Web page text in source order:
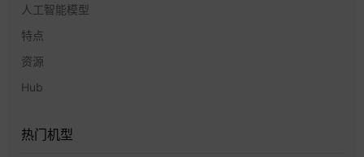
人工智能模型
特点
资源
Hub
热门机型